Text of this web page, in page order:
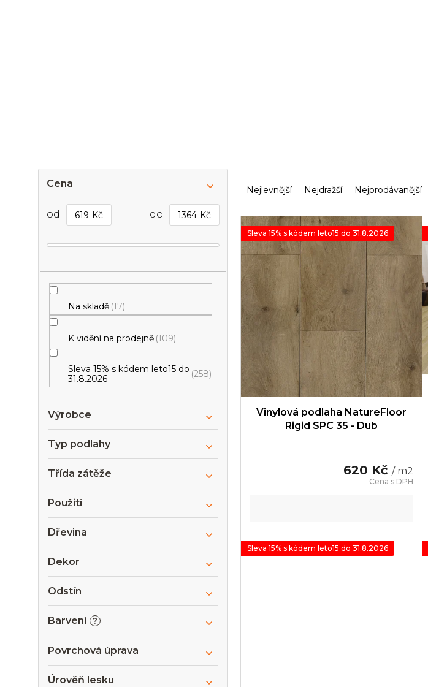
n
í
Cena
619 Kč 1364 Kč
Na skladě 17
K vidění na prodejně 109
Sleva 15% s kódem leto15 do
31.8.2026
258
Výrobce
Typ podlahy
Třída zátěže
Použití
Dřevina
Dekor
Odstín
Barvení ?
Povrchová úprava
Úrověň lesku
a
e
n
í
p
o
d
u
k
t
Nejlevnější Nejdražší Nejprodávanější
V
p
s
p
r
o
d
k
t
Sleva 15% s kódem leto15 do 31.8.2026
Vinylová podlaha NatureFloor
Rigid SPC 35 - Dub
620 Kč/ m2
Sleva 15% s kódem leto15 do 31.8.2026